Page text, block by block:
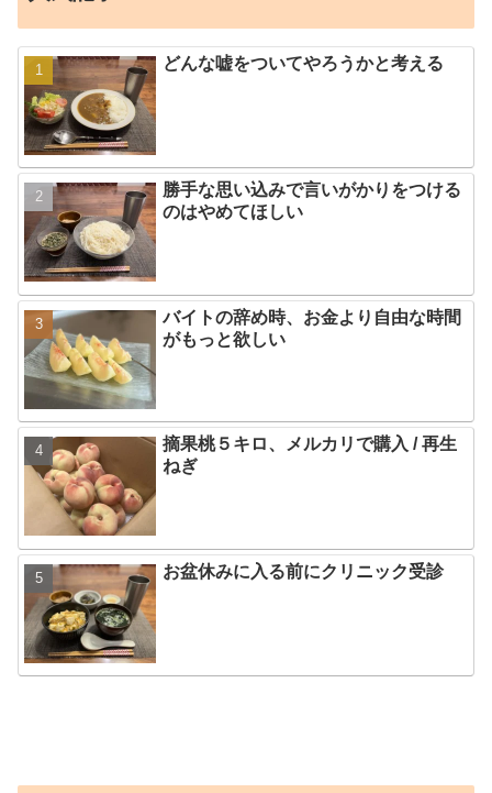
どんな嘘をついてやろうかと考える
勝手な思い込みで言いがかりをつける
のはやめてほしい
バイトの辞め時、お金より自由な時間
がもっと欲しい
摘果桃５キロ、メルカリで購入 / 再生
ねぎ
お盆休みに入る前にクリニック受診